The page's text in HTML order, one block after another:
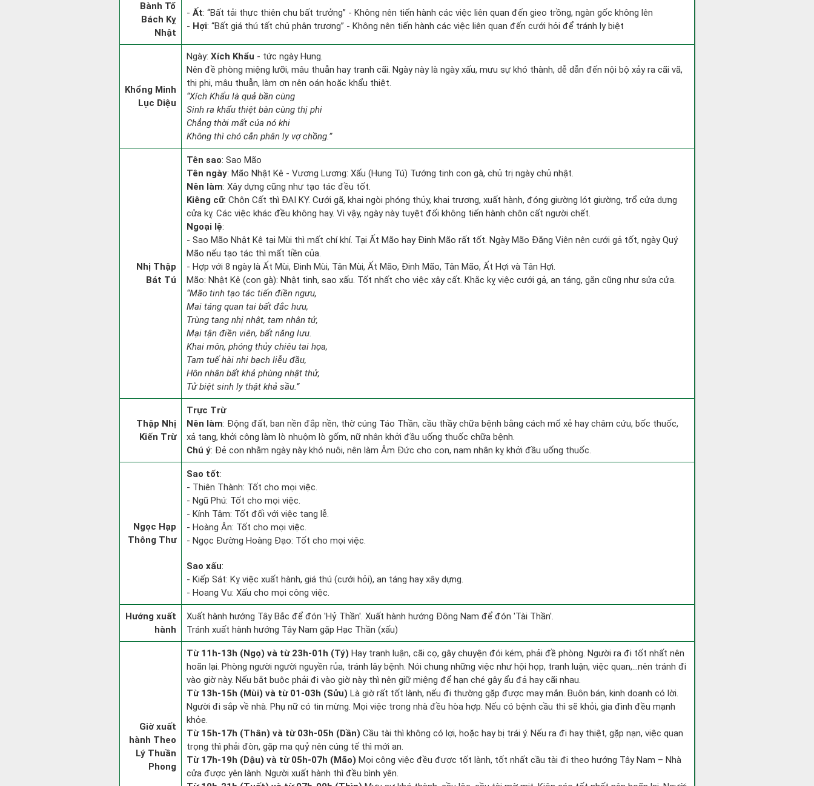
Bành Tổ
Bách Kỵ
Nhật
- Ất: “Bất tải thực thiên chu bất trưởng” - Không nên tiến hành các việc liên quan đến gieo trồng, ngàn gốc không lên
- Hợi: “Bất giá thú tất chủ phân trương” - Không nên tiến hành các việc liên quan đến cưới hỏi để tránh ly biệt
Khổng Minh
Lục Diệu
Ngày: Xích Khẩu - tức ngày Hung.
Nên đề phòng miệng lưỡi, mâu thuẫn hay tranh cãi. Ngày này là ngày xấu, mưu sự khó thành, dễ dẫn đến nội bộ xảy ra cãi vã,
thị phi, mâu thuẫn, làm ơn nên oán hoặc khẩu thiệt.
“Xích Khẩu là quả bần cùng
Sinh ra khẩu thiệt bàn cùng thị phi
Chẳng thời mất của nó khi
Không thì chó cắn phân ly vợ chồng.”
Nhị Thập
Bát Tú
Tên sao: Sao Mão
Tên ngày: Mão Nhật Kê - Vương Lương: Xấu (Hung Tú) Tướng tinh con gà, chủ trị ngày chủ nhật.
Nên làm: Xây dựng cũng như tạo tác đều tốt.
Kiêng cữ: Chôn Cất thì ĐẠI KỴ. Cưới gã, khai ngòi phóng thủy, khai trương, xuất hành, đóng giường lót giường, trổ cửa dựng
cửa kỵ. Các việc khác đều không hay. Vì vậy, ngày này tuyệt đối không tiến hành chôn cất người chết.
Ngoại lệ:
- Sao Mão Nhật Kê tại Mùi thì mất chí khí. Tại Ất Mão hay Đinh Mão rất tốt. Ngày Mão Đăng Viên nên cưới gả tốt, ngày Quý
Mão nếu tạo tác thì mất tiền của.
- Hợp với 8 ngày là Ất Mùi, Đinh Mùi, Tân Mùi, Ất Mão, Đinh Mão, Tân Mão, Ất Hợi và Tân Hợi.
Mão: Nhật Kê (con gà): Nhật tinh, sao xấu. Tốt nhất cho việc xây cất. Khắc kỵ việc cưới gả, an táng, gắn cũng như sửa cửa.
“Mão tinh tạo tác tiến điền ngưu,
Mai táng quan tai bất đắc hưu,
Trùng tang nhị nhật, tam nhân tử,
Mại tận điền viên, bất năng lưu.
Khai môn, phóng thủy chiêu tai họa,
Tam tuế hài nhi bạch liễu đầu,
Hôn nhân bất khả phùng nhật thử,
Tử biệt sinh ly thật khả sầu.”
Thập Nhị
Kiến Trừ
Trực Trừ
Nên làm: Động đất, ban nền đắp nền, thờ cúng Táo Thần, cầu thầy chữa bệnh bằng cách mổ xẻ hay châm cứu, bốc thuốc,
xả tang, khởi công làm lò nhuộm lò gốm, nữ nhân khởi đầu uống thuốc chữa bệnh.
Chú ý: Đẻ con nhằm ngày này khó nuôi, nên làm Âm Đức cho con, nam nhân kỵ khởi đầu uống thuốc.
Ngọc Hạp
Thông Thư
Sao tốt:
- Thiên Thành: Tốt cho mọi việc.
- Ngũ Phú: Tốt cho mọi việc.
- Kính Tâm: Tốt đối với việc tang lễ.
- Hoàng Ân: Tốt cho mọi việc.
- Ngọc Đường Hoàng Đạo: Tốt cho mọi việc.
Sao xấu:
- Kiếp Sát: Kỵ việc xuất hành, giá thú (cưới hỏi), an táng hay xây dựng.
- Hoang Vu: Xấu cho mọi công việc.
Hướng xuất
hành
Xuất hành hướng Tây Bắc để đón 'Hỷ Thần'. Xuất hành hướng Đông Nam để đón 'Tài Thần'.
Tránh xuất hành hướng Tây Nam gặp Hạc Thần (xấu)
Giờ xuất
hành Theo
Lý Thuần
Phong
Từ 11h-13h (Ngọ) và từ 23h-01h (Tý) Hay tranh luận, cãi cọ, gây chuyện đói kém, phải đề phòng. Người ra đi tốt nhất nên
hoãn lại. Phòng người người nguyền rủa, tránh lây bệnh. Nói chung những việc như hội họp, tranh luận, việc quan,…nên tránh đi
vào giờ này. Nếu bắt buộc phải đi vào giờ này thì nên giữ miệng để hạn ché gây ẩu đả hay cãi nhau.
Từ 13h-15h (Mùi) và từ 01-03h (Sửu) Là giờ rất tốt lành, nếu đi thường gặp được may mắn. Buôn bán, kinh doanh có lời.
Người đi sắp về nhà. Phụ nữ có tin mừng. Mọi việc trong nhà đều hòa hợp. Nếu có bệnh cầu thì sẽ khỏi, gia đình đều mạnh
khỏe.
Từ 15h-17h (Thân) và từ 03h-05h (Dần) Cầu tài thì không có lợi, hoặc hay bị trái ý. Nếu ra đi hay thiệt, gặp nạn, việc quan
trọng thì phải đòn, gặp ma quỷ nên cúng tế thì mới an.
Từ 17h-19h (Dậu) và từ 05h-07h (Mão) Mọi công việc đều được tốt lành, tốt nhất cầu tài đi theo hướng Tây Nam – Nhà
cửa được yên lành. Người xuất hành thì đều bình yên.